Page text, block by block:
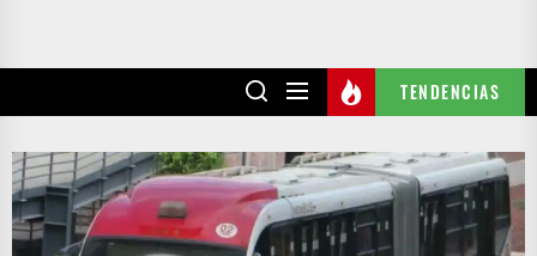
TENDENCIAS